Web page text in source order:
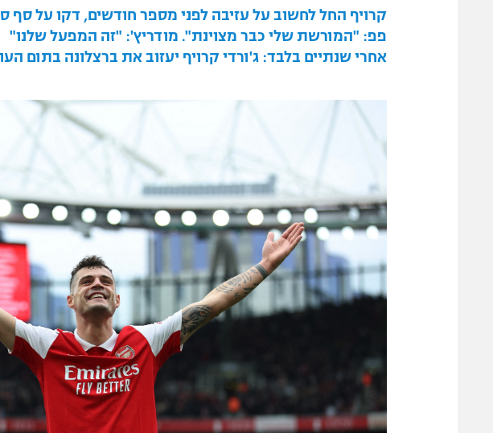
קרויף החל לחשוב על עזיבה לפני מספר חודשים, דקו על סף
פפ: "המורשת שלי כבר מצוינת". מודריץ': "זה המפעל שלנו"
אחרי שנתיים בלבד: ג'ורדי קרויף יעזוב את ברצלונה בתום